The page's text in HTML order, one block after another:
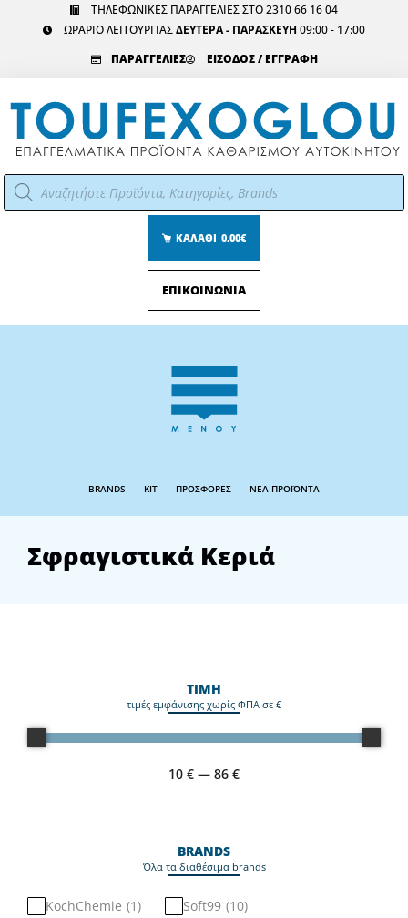
ΤΗΛΕΦΩΝΙΚΕΣ ΠΑΡΑΓΓΕΛΙΕΣ ΣΤΟ 2310 66 16 04
ΩΡΑΡΙΟ ΛΕΙΤΟΥΡΓΙΑΣΔΕΥΤΕΡΑ - ΠΑΡΑΣΚΕΥΗ 09:00 - 17:00
ΠΑΡΑΓΓΕΛΙΕΣ
ΕΙΣΟΔΟΣ / ΕΓΓΡΑΦΗ
Αναζήτηση
προϊόντων
ΚΑΛΑΘΙ 0,00€
ΕΠΙΚΟΙΝΩΝΙΑ
Menu
BRANDS KIT ΠΡΟΣΦΟΡΕΣ ΝΕΑ ΠΡΟΪΟΝΤΑ
Σφραγιστικά Κεριά
ΤΙΜΗ
τιμές εμφάνισης χωρίς ΦΠΑ σε €
10 € — 86 €
BRANDS
Όλα τα διαθέσιμα brands
KochChemie (1) Soft99 (10)